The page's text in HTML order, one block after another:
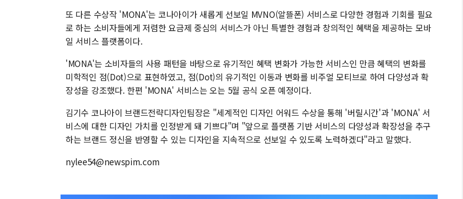
또 다른 수상작 'MONA'는 코나아이가 새롭게 선보일 MVNO(알뜰폰) 서비스로 다양한 경험과 기회를 필요
로 하는 소비자들에게 저렴한 요금제 중심의 서비스가 아닌 특별한 경험과 창의적인 혜택을 제공하는 모바
일 서비스 플랫폼이다.
'MONA'는 소비자들의 사용 패턴을 바탕으로 유기적인 혜택 변화가 가능한 서비스인 만큼 혜택의 변화를
미학적인 점(Dot)으로 표현하였고, 점(Dot)의 유기적인 이동과 변화를 비주얼 모티브로 하여 다양성과 확
장성을 강조했다. 한편 'MONA' 서비스는 오는 5월 공식 오픈 예정이다.
김기수 코나아이 브랜드전략디자인팀장은 "세계적인 디자인 어워드 수상을 통해 '버릴시간'과 'MONA' 서
비스에 대한 디자인 가치를 인정받게 돼 기쁘다"며 "앞으로 플랫폼 기반 서비스의 다양성과 확장성을 추구
하는 브랜드 정신을 반영할 수 있는 디자인을 지속적으로 선보일 수 있도록 노력하겠다"라고 말했다.
nylee54@newspim.com